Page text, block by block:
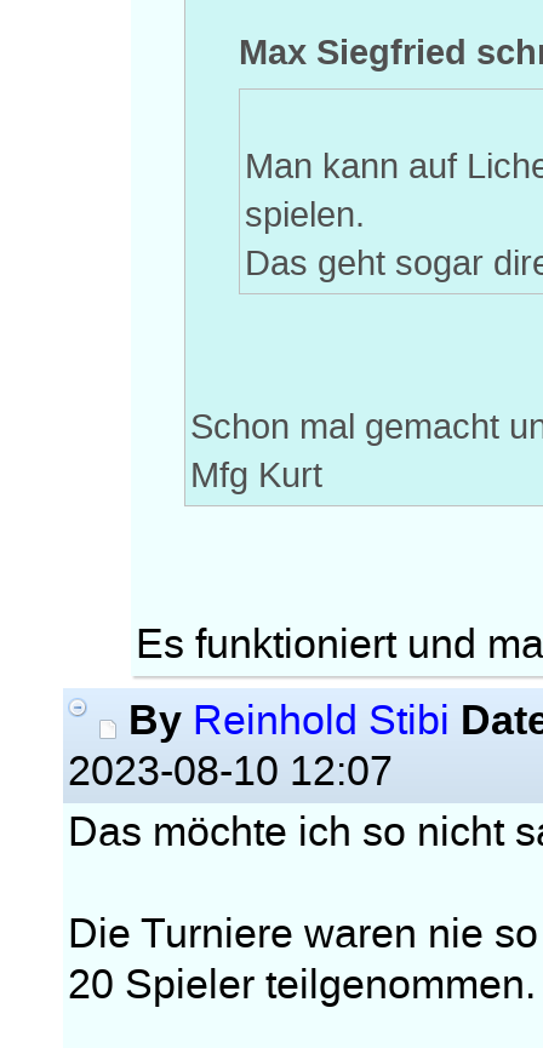
Max Siegfried
Man kann auf
spielen.
Das geht sogar
Schon mal gemacht
Mfg Kurt
Es funktioniert und
By Reinhold Stibi
2023-08-10 12:07
Das möchte ich so nicht
Die Turniere waren nie
20 Spieler teilgenommen.